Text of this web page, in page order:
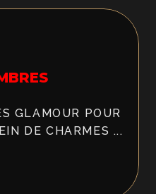
GLAMOUR POUR
DE CHARMES ...